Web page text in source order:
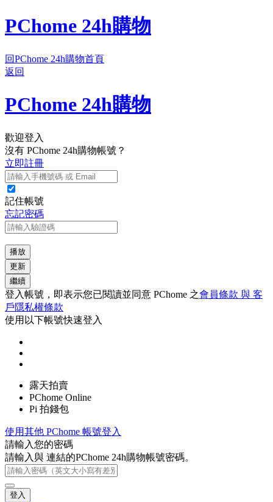
PChome 24h購物
回PChome 24h購物首頁
返回
PChome 24h購物
歡迎登入
沒有 PChome 24h購物帳號？
立即註冊
記住帳號
忘記密碼
播放
更新
繼續
登入帳號，即表示您已閱讀並同意 PChome 之會員條款 與 客
戶隱私權條款
使用以下帳號快速登入
露天拍賣
PChome Online
Pi 拍錢包
使用其他 PChome 帳號登入
請輸入您的密碼
請輸入與 連結的PChome 24h購物帳號密碼。
登入